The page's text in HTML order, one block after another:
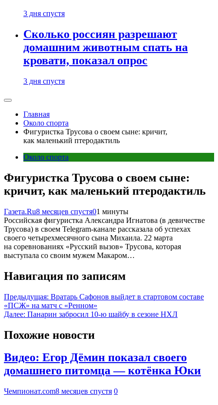
3 дня спустя
Сколько россиян разрешают
домашним животным спать на
кровати, показал опрос
3 дня спустя
Главная
Около спорта
Фигуристка Трусова о своем сыне: кричит,
как маленький птеродактиль
Около спорта
Фигуристка Трусова о своем сыне:
кричит, как маленький птеродактиль
Газета.Ru8 месяцев спустя01 минуты
Российская фигуристка Александра Игнатова (в девичестве
Трусова) в своем Telegram-канале рассказала об успехах
своего четырехмесячного сына Михаила. 22 марта
на соревнованиях «Русский вызов» Трусова, которая
выступала со своим мужем Макаром…
Навигация по записям
Предыдущая: Вратарь Сафонов выйдет в стартовом составе
«ПСЖ» на матч с «Ренном»
Далее: Панарин забросил 10-ю шайбу в сезоне НХЛ
Похожие новости
Видео: Егор Дёмин показал своего
домашнего питомца — котёнка Юки
Чемпионат.com8 месяцев спустя 0